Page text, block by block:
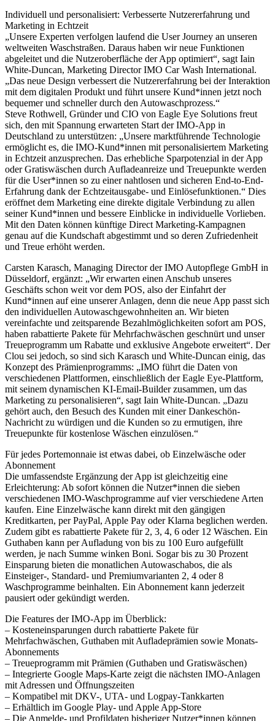
Individuell und personalisiert: Verbesserte Nutzererfahrung und
Marketing in Echtzeit
„Unsere Experten verfolgen laufend die User Journey an unseren
weltweiten Waschstraßen. Daraus haben wir neue Funktionen
abgeleitet und die Nutzeroberfläche der App optimiert“, sagt Iain
White-Duncan, Marketing Director IMO Car Wash International.
„Das neue Design verbessert die Nutzererfahrung bei der Interaktion
mit dem digitalen Produkt und führt unsere Kund*innen jetzt noch
bequemer und schneller durch den Autowaschprozess.“
Steve Rothwell, Gründer und CIO von Eagle Eye Solutions freut
sich, den mit Spannung erwarteten Start der IMO-App in
Deutschland zu unterstützen: „Unsere marktführende Technologie
ermöglicht es, die IMO-Kund*innen mit personalisiertem Marketing
in Echtzeit anzusprechen. Das erhebliche Sparpotenzial in der App
oder Gratiswäschen durch Aufladeanreize und Treuepunkte werden
für die User*innen so zu einer nahtlosen und sicheren End-to-End-
Erfahrung dank der Echtzeitausgabe- und Einlösefunktionen.“ Dies
eröffnet dem Marketing eine direkte digitale Verbindung zu allen
seiner Kund*innen und bessere Einblicke in individuelle Vorlieben.
Mit den Daten können künftige Direct Marketing-Kampagnen
genau auf die Kundschaft abgestimmt und so deren Zufriedenheit
und Treue erhöht werden.
Carsten Karasch, Managing Director der IMO Autopflege GmbH in
Düsseldorf, ergänzt: „Wir erwarten einen Anschub unseres
Geschäfts schon weit vor dem POS, also der Einfahrt der
Kund*innen auf eine unserer Anlagen, denn die neue App passt sich
den individuellen Autowaschgewohnheiten an. Wir bieten
vereinfachte und zeitsparende Bezahlmöglichkeiten sofort am POS,
haben rabattierte Pakete für Mehrfachwäschen geschnürt und unser
Treueprogramm um Rabatte und exklusive Angebote erweitert“. Der
Clou sei jedoch, so sind sich Karasch und White-Duncan einig, das
Konzept des Prämienprogramms: „IMO führt die Daten von
verschiedenen Plattformen, einschließlich der Eagle Eye-Plattform,
mit seinem dynamischen KI-Email-Builder zusammen, um das
Marketing zu personalisieren“, sagt Iain White-Duncan. „Dazu
gehört auch, den Besuch des Kunden mit einer Dankeschön-
Nachricht zu würdigen und die Kunden so zu ermutigen, ihre
Treuepunkte für kostenlose Wäschen einzulösen.“
Für jedes Portemonnaie ist etwas dabei, ob Einzelwäsche oder
Abonnement
Die umfassendste Ergänzung der App ist gleichzeitig eine
Erleichterung: Ab sofort können die Nutzer*innen die sieben
verschiedenen IMO-Waschprogramme auf vier verschiedene Arten
kaufen. Eine Einzelwäsche kann direkt mit den gängigen
Kreditkarten, per PayPal, Apple Pay oder Klarna beglichen werden.
Zudem gibt es rabattierte Pakete für 2, 3, 4, 6 oder 12 Wäschen. Ein
Guthaben kann per Aufladung von bis zu 100 Euro aufgefüllt
werden, je nach Summe winken Boni. Sogar bis zu 30 Prozent
Einsparung bieten die monatlichen Autowaschabos, die als
Einsteiger-, Standard- und Premiumvarianten 2, 4 oder 8
Waschprogramme beinhalten. Ein Abonnement kann jederzeit
pausiert oder gekündigt werden.
Die Features der IMO-App im Überblick:
– Kosteneinsparungen durch rabattierte Pakete für
Mehrfachwäschen, Guthaben mit Aufladeprämien sowie Monats-
Abonnements
– Treueprogramm mit Prämien (Guthaben und Gratiswäschen)
– Integrierte Google Maps-Karte zeigt die nächsten IMO-Anlagen
mit Adressen und Öffnungszeiten
– Kompatibel mit DKV-, UTA- und Logpay-Tankkarten
– Erhältlich im Google Play- und Apple App-Store
– Die Anmelde- und Profildaten bisheriger Nutzer*innen können